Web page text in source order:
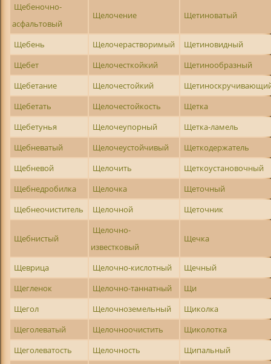
Щебеночно-
асфальтовый
Щелочение Щетиноватый
Щебень Щелочерастворимый
Щетиновидный
Щебет
Щелочесткойкий
Щетинообразный
Щебетание
Щелочестойкий
Щебетать
Щелочестойкость
Щетка
Щебетунья
Щелочеупорный
Щетка-ламель
Щебневатый
Щелочеустойчивый
Щеткодержатель
Щебневой
Щелочить
Щеткоустановочный
Щебнедробилка
Щелочка
Щеточный
Щебнеочиститель
Щелочной Щеточник
Щебнистый
Щелочно-
известковый
Щечка
Щеврица Щелочно-кислотный
Щечный
Щегленок
Щелочно-таннатный
Щи
Щегол
Щелочноземельный
Щиколка
Щеголеватый
Щелочноочистить
Щиколотка
Щеголеватость
Щелочность
Щипальный